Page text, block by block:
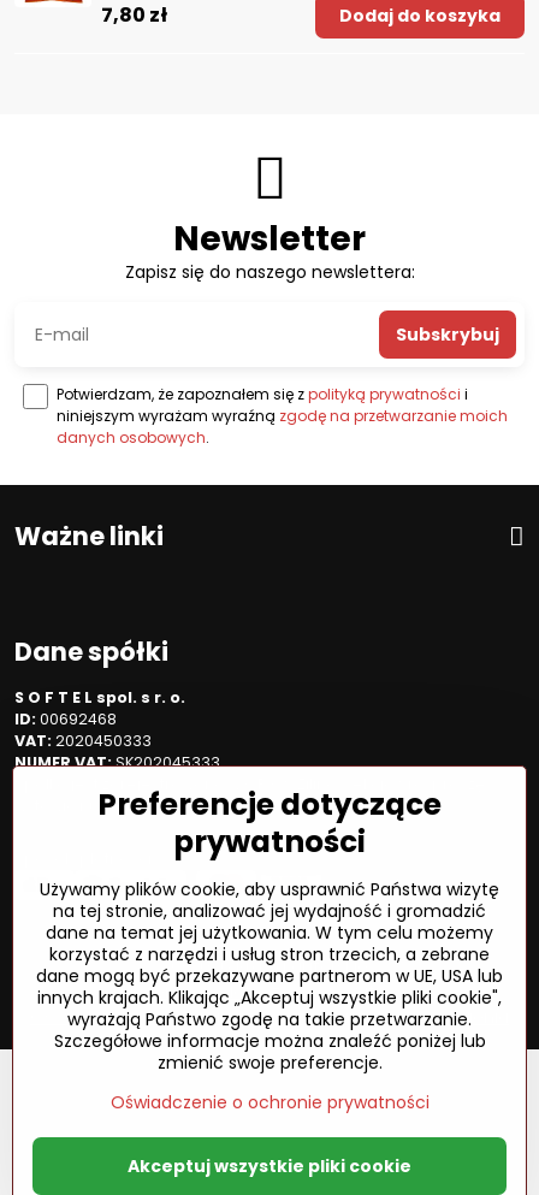
7,80 zł Dodaj do koszyka
Newsletter
Zapisz się do naszego newslettera:
Subskrybuj
Potwierdzam, że zapoznałem się zpolityką prywatności i
niniejszym wyrażam wyraźną zgodę na przetwarzanie moich
danych osobowych.
Ważne linki
Dane spółki
S O F T E L spol. s r. o.
ID: 00692468
VAT: 2020450333
NUMER VAT:SK202045333
wstawić numer: 6/L
©2026Prawa autorskie
Preferencje dotyczące prywatności
Oświadczenie o ochronie prywatności Status zamówienia
Preferencje dotyczące
prywatności
Używamy plików cookie, aby usprawnić Państwa wizytę
na tej stronie, analizować jej wydajność i gromadzić
dane na temat jej użytkowania. W tym celu możemy
korzystać z narzędzi i usług stron trzecich, a zebrane
dane mogą być przekazywane partnerom w UE, USA lub
innych krajach. Klikając „Akceptuj wszystkie pliki cookie",
wyrażają Państwo zgodę na takie przetwarzanie.
Szczegółowe informacje można znaleźć poniżej lub
zmienić swoje preferencje.
Oświadczenie o ochronie prywatności
Akceptuj wszystkie pliki cookie